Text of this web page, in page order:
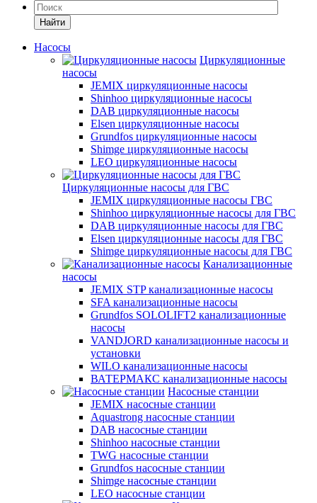
Найти
Насосы
Циркуляционные
насосы
JEMIX циркуляционные насосы
Shinhoo циркуляционные насосы
DAB циркуляционные насосы
Elsen циркуляционные насосы
Grundfos циркуляционные насосы
Shimge циркуляционные насосы
LEO циркуляционные насосы
Циркуляционные насосы для ГВС
JEMIX циркуляционные насосы ГВС
Shinhoo циркуляционные насосы для ГВС
DAB циркуляционные насосы для ГВС
Elsen циркуляционные насосы для ГВС
Shimge циркуляционные насосы для ГВС
Канализационные
насосы
JEMIX STP канализационные насосы
SFA канализационные насосы
Grundfos SOLOLIFT2 канализационные
насосы
VANDJORD канализационные насосы и
установки
WILO канализационные насосы
ВАТЕРМАКС канализационные насосы
Насосные станции
JEMIX насосные станции
Aquastrong насосные станции
DAB насосные станции
Shinhoo насосные станции
TWG насосные станции
Grundfos насосные станции
Shimge насосные станции
LEO насосные станции